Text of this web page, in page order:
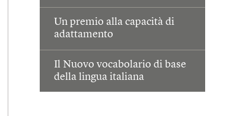
Un premio alla capacità di
adattamento
Il Nuovo vocabolario di base
della lingua italiana